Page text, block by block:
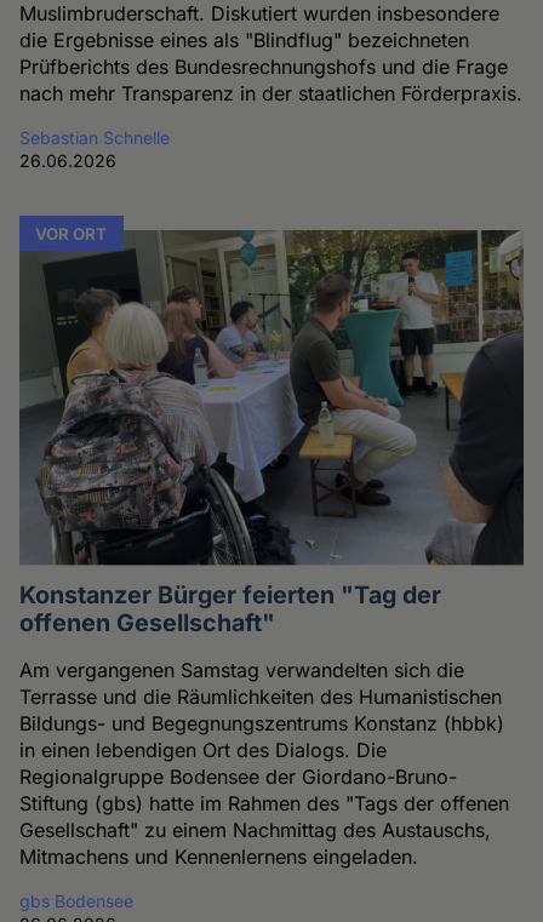
Muslimbruderschaft. Diskutiert wurden insbesondere
die Ergebnisse eines als "Blindflug" bezeichneten
Prüfberichts des Bundesrechnungshofs und die Frage
nach mehr Transparenz in der staatlichen Förderpraxis.
Sebastian Schnelle
26.06.2026
VOR ORT
Konstanzer Bürger feierten "Tag der
offenen Gesellschaft"
Am vergangenen Samstag verwandelten sich die
Terrasse und die Räumlichkeiten des Humanistischen
Bildungs- und Begegnungszentrums Konstanz (hbbk)
in einen lebendigen Ort des Dialogs. Die
Regionalgruppe Bodensee der Giordano-Bruno-
Stiftung (gbs) hatte im Rahmen des "Tags der offenen
Gesellschaft" zu einem Nachmittag des Austauschs,
Mitmachens und Kennenlernens eingeladen.
gbs Bodensee